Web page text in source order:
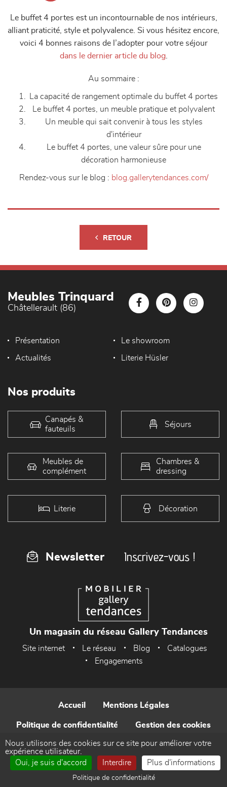
Le buffet 4 portes est un incontournable de nos intérieurs,
alliant praticité, style et polyvalence. Si vous hésitez encore,
voici 4 bonnes raisons de l’adopter pour votre séjour
dans le dernier article du blog.
Au sommaire :
La capacité de rangement optimale du buffet 4 portes
Le buffet 4 portes, un meuble pratique et polyvalent
Un meuble qui sait convenir à tous les styles
d'intérieur
Le buffet 4 portes, une valeur sûre pour une
décoration harmonieuse
Rendez-vous sur le blog : blog.gallerytendances.com/
RETOUR
Meubles Trinquard
Châtellerault (86)
Présentation Le showroom
Actualités Literie Hüsler
Nos produits
Canapés &
fauteuils
Séjours
Meubles de
complément
Chambres &
dressing
Literie Décoration
Newsletter Inscrivez-vous !
Un magasin du réseau Gallery Tendances
Site internet Le réseau Blog
Catalogues
Engagements
Accueil Mentions Légales
Politique de confidentialité Gestion des cookies
Contact
Réalisé par WEB Enseignes
Nous utilisons des cookies sur ce site pour améliorer votre
expérience utilisateur.
Oui, je suis d'accord
Interdire Plus d'informations
Politique de confidentialité